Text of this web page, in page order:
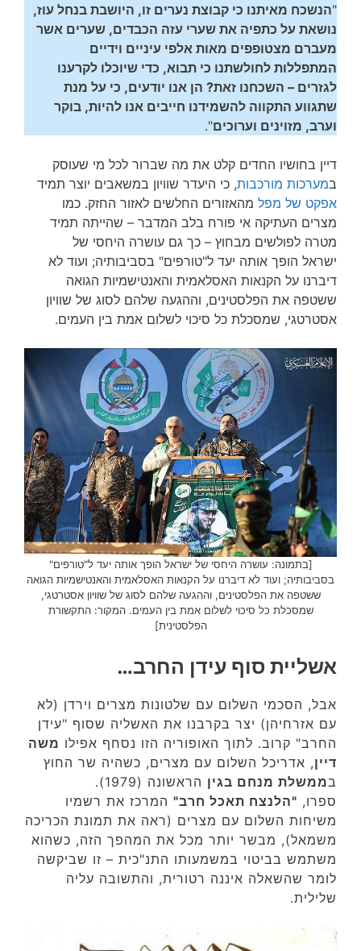
"הנשכח מאיתנו כי קבוצת נערים זו, היושבת בנחל עוז,
נושאת על כתפיה את שערי עזה הכבדים, שערים אשר
מעברם מצטופפים מאות אלפי עיניים וידיים
המתפללות לחולשתנו כי תבוא, כדי שיוכלו לקרענו
לגזרים – השכחנו זאת? הן אנו יודעים, כי על מנת
שתגווע התקווה להשמידנו חייבים אנו להיות, בוקר
וערב, מזוינים וערוכים".
דיין בחושיו החדים קלט את מה שברור לכל מי שעוסק
במערכות מורכבות, כי היעדר שוויון במשאבים יוצר תמיד
אפקט של מפל מהאזורים החלשים לאזור החזק. כמו
מצרים העתיקה אי פורח בלב המדבר – שהייתה תמיד
מטרה לפולשים מבחוץ – כך גם עושרה היחסי של
ישראל הופך אותה יעד ל"טורפים" בסביבותיה; ועוד לא
דיברנו על הקנאות האסלאמית והאנטישמיות הגואה
ששטפה את הפלסטינים, וההגעה שלהם לסוג של שוויון
אסטרטגי, שמסכלת כל סיכוי לשלום אמת בין העמים.
[בתמונה: עושרה היחסי של ישראל הופך אותה יעד ל"טורפים"
בסביבותיה; ועוד לא דיברנו על הקנאות האסלאמית והאנטישמיות הגואה
ששטפה את הפלסטינים, וההגעה שלהם לסוג של שוויון אסטרטגי,
שמסכלת כל סיכוי לשלום אמת בין העמים. המקור: התקשורת
הפלסטינית]
אשליית סוף עידן החרב…
אבל, הסכמי השלום עם שלטונות מצרים וירדן (לא
עם אזרחיהן) יצר בקרבנו את האשליה שסוף "עידן
החרב" קרוב. לתוך האופוריה הזו נסחף אפילו משה
דיין, אדריכל השלום עם מצרים, כשהיה שר החוץ
בממשלת מנחם בגין
הראשונה (1979).
ספרו, "הלנצח תאכל חרב" המרכז את רשמיו
משיחות השלום עם מצרים (ראה את תמונת הכריכה
משמאל), מבשר יותר מכל את המהפך הזה, כשהוא
משתמש בביטוי במשמעותו התנ"כית – זו שביקשה
לומר שהשאלה איננה רטורית, והתשובה עליה
שלילית.